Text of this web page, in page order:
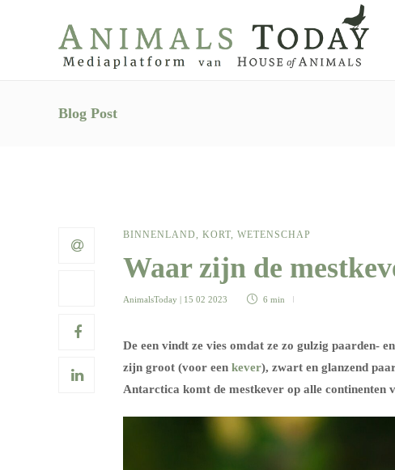
Blog Post
BINNENLAND, KORT, WETENSCHAP
Waar zijn de
AnimalsToday | 15 02 2023 6 min
De een vindt ze vies omdat ze zo gulzig paarden- en
zijn groot (voor een kever), zwart en glanzend
Antarctica komt de mestkever op alle continenten